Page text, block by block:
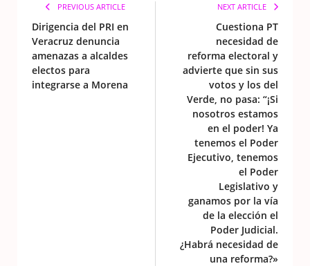
PREVIOUS ARTICLE
Dirigencia del PRI en
Veracruz denuncia
amenazas a alcaldes
electos para
integrarse a Morena
NEXT ARTICLE
Cuestiona PT
necesidad de
reforma electoral y
advierte que sin sus
votos y los del
Verde, no pasa: “¡Si
nosotros estamos
en el poder! Ya
tenemos el Poder
Ejecutivo, tenemos
el Poder
Legislativo y
ganamos por la vía
de la elección el
Poder Judicial.
¿Habrá necesidad de
una reforma?»